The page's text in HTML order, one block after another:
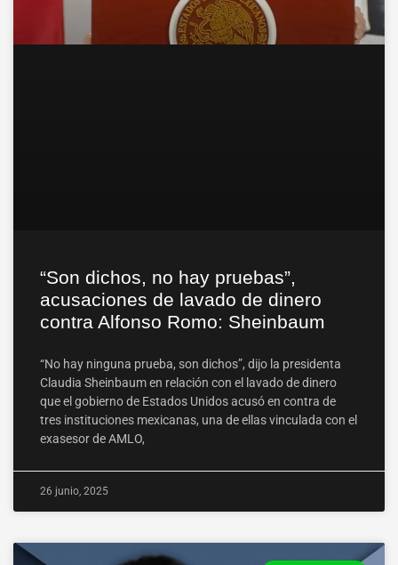
“Son dichos, no hay pruebas”,
acusaciones de lavado de dinero
contra Alfonso Romo: Sheinbaum
“No hay ninguna prueba, son dichos”, dijo la presidenta
Claudia Sheinbaum en relación con el lavado de dinero
que el gobierno de Estados Unidos acusó en contra de
tres instituciones mexicanas, una de ellas vinculada con el
exasesor de AMLO,
26 junio, 2025